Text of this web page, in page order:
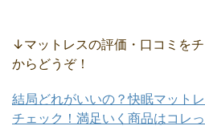
↓マットレスの評価・口コミを
からどうぞ！
結局どれがいいの？快眠マット
チェック！満足いく商品はコレっ